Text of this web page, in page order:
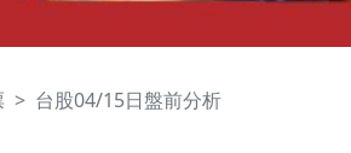
台股04/15日盤前分析